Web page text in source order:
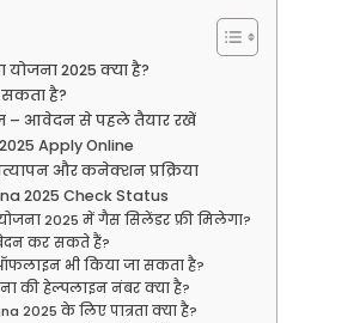
योजना 2025 क्या है?
है?
– आवेदन से पहले तैयार रखें
Apply Online
और कनेक्शन प्रक्रिया
2025 Check Status
2025 में गैस सिलेंडर फ्री मिलेगा?
कर सकते हैं?
भी किया जा सकता है?
की हेल्पलाइन नंबर क्या है?
2025 के लिए पात्रता क्या है?